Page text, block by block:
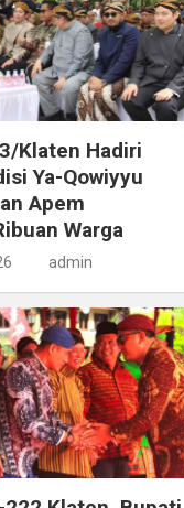
Klaten Hadiri
Ya-Qowiyyu
Apem
Warga
admin